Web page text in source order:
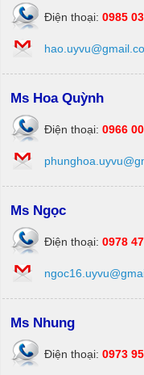
Điện thoại: 0985
Ms Hoa Quỳnh
Điện thoại: 0966
Ms Ngọc
Điện thoại: 0978
Ms Nhung
Điện thoại: 0973